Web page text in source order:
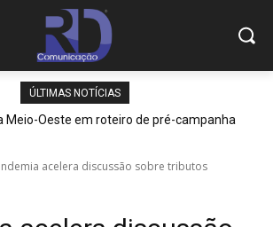
ÚLTIMAS NOTÍCIAS
Meio-Oeste em roteiro de pré-campanha
acelera discussão sobre tributos